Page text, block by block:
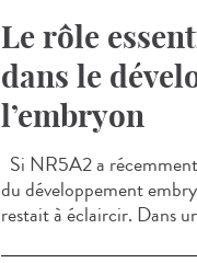
Le rôle
dans le
l’embryon
Si NR5A2 a
du développement
restait à éclaircir. Dans